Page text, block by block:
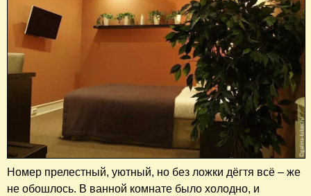
Номер прелестный, уютный, но без ложки дёгтя всё – же
не обошлось. В ванной комнате было холодно, и